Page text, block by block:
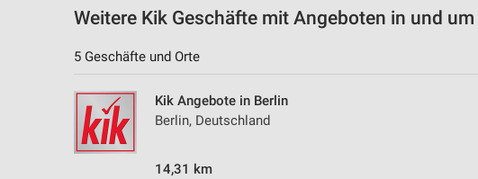
Weitere Kik Geschäfte mit Angeboten in und
5 Geschäfte und Orte
Kik Angebote in Berlin
Berlin, Deutschland
14,31 km
Geräte anhand von aktiv angeforderten Informationen identifizieren
Notwendig
Performance
Funktional